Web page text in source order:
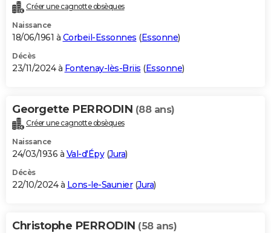
Créer une cagnotte obsèques
Naissance
18/06/1961 à Corbeil-Essonnes (Essonne)
Décès
23/11/2024 à Fontenay-lès-Briis (Essonne)
Georgette PERRODIN (88 ans)
Créer une cagnotte obsèques
Naissance
24/03/1936 à Val-d'Épy(Jura)
Décès
22/10/2024 à Lons-le-Saunier(Jura)
Christophe PERRODIN (58 ans)